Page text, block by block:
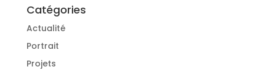
Catégories
Actualité
Portrait
Projets